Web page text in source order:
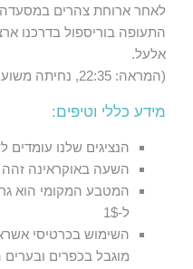
לאחר ארוחת צהרים במסעדה
אלעל.
(המראה: 22:35, נחיתה משוערת: 01:50).
מידע כללי וטיפים:
הנציגים שלנו
השעה באוקראינה
ל-1$
השימוש בכרטיסי
מוגבל בכפרים